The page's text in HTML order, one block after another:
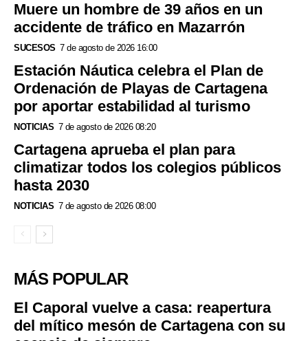
Muere un hombre de 39 años en un
accidente de tráfico en Mazarrón
SUCESOS 7 de agosto de 2026 16:00
Estación Náutica celebra el Plan de
Ordenación de Playas de Cartagena
por aportar estabilidad al turismo
NOTICIAS 7 de agosto de 2026 08:20
Cartagena aprueba el plan para
climatizar todos los colegios públicos
hasta 2030
NOTICIAS 7 de agosto de 2026 08:00
MÁS POPULAR
El Caporal vuelve a casa: reapertura
del mítico mesón de Cartagena con su